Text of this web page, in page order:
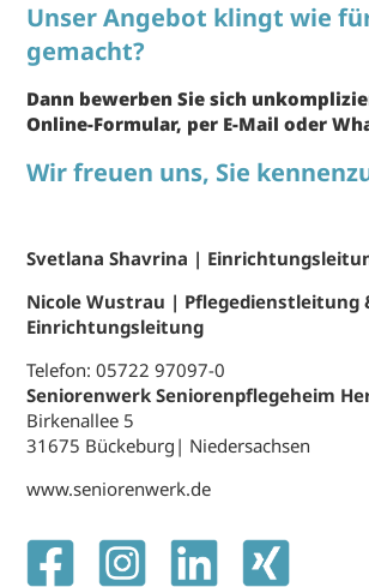
Unser Angebot klingt wie
gemacht?
Dann bewerben Sie sich
Online-Formular, per E-Mail oder
Wir freuen uns, Sie
Svetlana Shavrina |
Nicole Wustrau | Pflegedienstleitung
Einrichtungsleitung
Telefon: 05722 97097-0
Seniorenwerk Seniorenpflegeheim
Birkenallee 5
31675 Bückeburg| Niedersachsen
www.seniorenwerk.de